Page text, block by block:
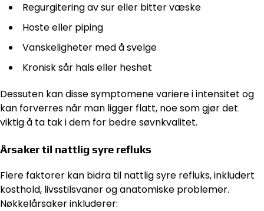
Regurgitering av sur eller bitter væske
Hoste eller piping
Vanskeligheter med å svelge
Kronisk sår hals eller heshet
Dessuten kan disse symptomene variere i intensitet og
kan forverres når man ligger flatt, noe som gjør det
viktig å ta tak i dem for bedre søvnkvalitet.
Årsaker til nattlig syre refluks
Flere faktorer kan bidra til nattlig syre refluks, inkludert
kosthold, livsstilsvaner og anatomiske problemer.
Nøkkelårsaker inkluderer: